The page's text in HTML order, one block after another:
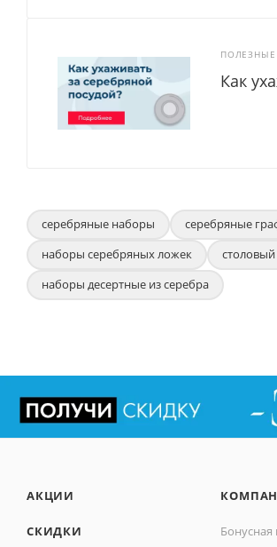
ПОЛЕЗНЫЕ
Как
серебряные наборы серебряные
наборы серебряных ложек
наборы десертные из серебра
АКЦИИ
СКИДКИ